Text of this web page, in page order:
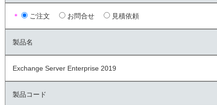
＊ ご注文 お問合せ 見積依頼
製品名
Exchange Server Enterprise 2019
製品コード